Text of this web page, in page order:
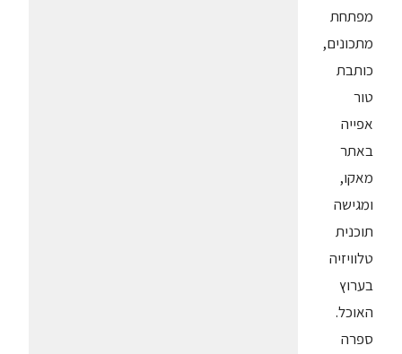
מפתחת
מתכונים,
כותבת
טור
אפייה
באתר
מאקו,
ומגישה
תוכנית
טלוויזיה
בערוץ
האוכל.
ספרה